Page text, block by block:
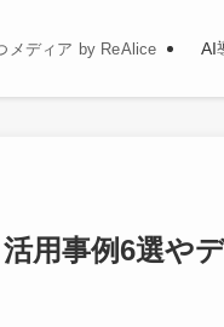
メディア by ReAlice AI
用事例6選や